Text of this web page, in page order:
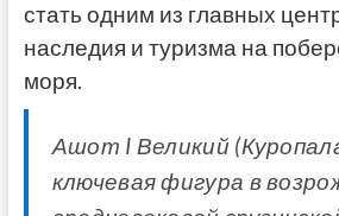
стать одним из главных
наследия и туризма на
моря.
Ашот I Великий
ключевая фигура в